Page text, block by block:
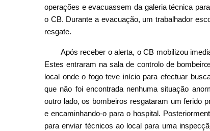
operações e evacuassem da galeria técnica
o CB. Durante a evacuação, um trabalhador
resgate.
Após receber o alerta, o CB mobilizou
Estes entraram na sala de controlo de
local onde o fogo teve início para efectuar
que não foi encontrada nenhuma situação
outro lado, os bombeiros resgataram um ferido
e encaminhando-o para o hospital.
para enviar técnicos ao local para uma